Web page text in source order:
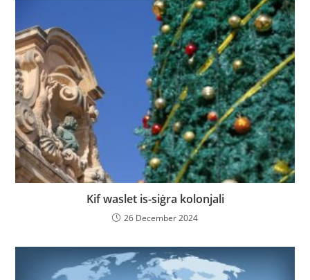
Kif waslet is-siġra kolonjali
26 December 2024